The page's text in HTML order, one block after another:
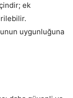
ek
uygunluğuna